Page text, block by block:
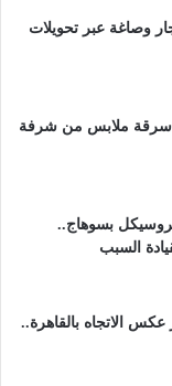
وصاغة عبر تحويلات
سرقة ملابس من شرفة
تروسيكل بسوهاج..
السبب
الاتجاه بالقاهرة..